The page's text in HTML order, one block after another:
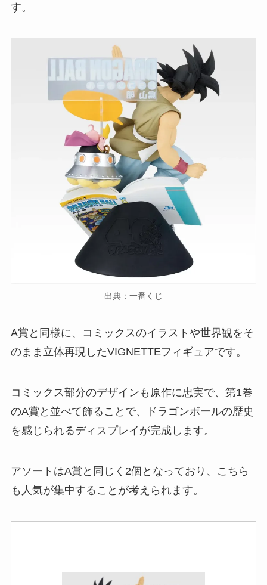
す。
出典：一番くじ
A賞と同様に、コミックスのイラストや世界観をそ
のまま立体再現したVIGNETTEフィギュアです。
コミックス部分のデザインも原作に忠実で、第1巻
のA賞と並べて飾ることで、ドラゴンボールの歴史
を感じられるディスプレイが完成します。
アソートはA賞と同じく2個となっており、こちら
も人気が集中することが考えられます。